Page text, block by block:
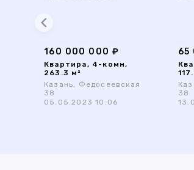
160 000 000 ₽
Квартира, 4-комн,
263.3 м²
Казань, Федосеевская
38
05.05.2023 10:06
65
38